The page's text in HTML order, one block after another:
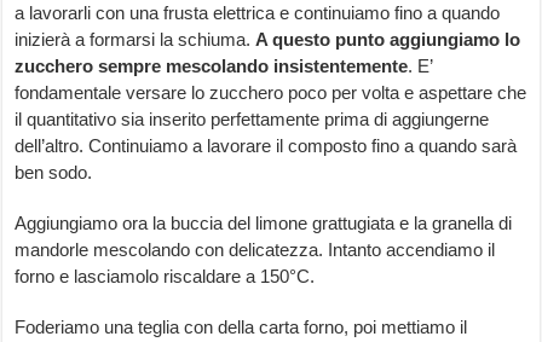
a lavorarli con una frusta elettrica e continuiamo fino a quando
inizierà a formarsi la schiuma. A questo punto aggiungiamo lo
zucchero sempre mescolando insistentemente. E’
fondamentale versare lo zucchero poco per volta e aspettare che
il quantitativo sia inserito perfettamente prima di aggiungerne
dell’altro. Continuiamo a lavorare il composto fino a quando sarà
ben sodo.
Aggiungiamo ora la buccia del limone grattugiata e la granella di
mandorle mescolando con delicatezza. Intanto accendiamo il
forno e lasciamolo riscaldare a 150°C.
Foderiamo una teglia con della carta forno, poi mettiamo il